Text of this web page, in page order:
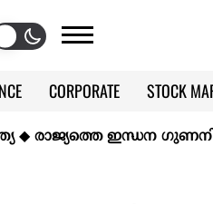
CORPORATE
STOCK
ഇന്ധന